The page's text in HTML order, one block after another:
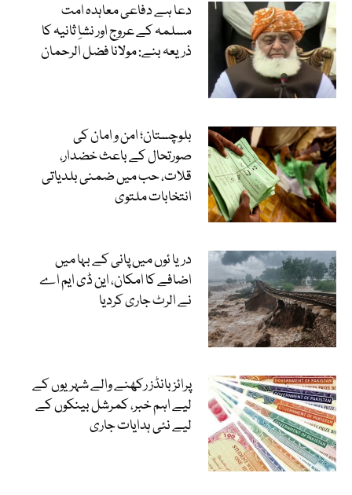
دعا ہے دفاعی معاہدہ امت
مسلمہ کے عروج اور نشاِ ثانیہ کا
ذریعہ بنے: مولانا فضل الرحمان
بلوچستان؛ امن و امان کی
صورتحال کے باعث خضدار،
قلات، حب میں ضمنی بلدیاتی
انتخابات ملتوی
دریا ئوں میں پانی کے بہا میں
اضافے کا امکان، این ڈی ایم اے
نے الرٹ جاری کردیا
پرائز بانڈز رکھنے والے شہریوں کے
لیے اہم خبر، کمرشل بینکوں کے
لیے نئی ہدایات جاری